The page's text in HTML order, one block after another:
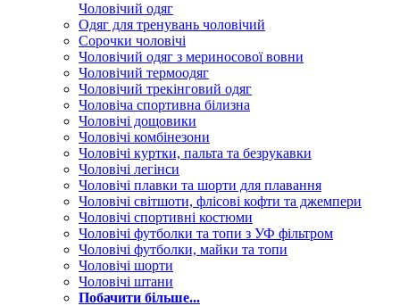
Чоловічий одяг
Одяг для тренувань чоловічий
Сорочки чоловічі
Чоловічий одяг з мериносової вовни
Чоловічий термоодяг
Чоловічий трекінговий одяг
Чоловіча спортивна білизна
Чоловічі дощовики
Чоловічі комбінезони
Чоловічі куртки, пальта та безрукавки
Чоловічі легінси
Чоловічі плавки та шорти для плавання
Чоловічі світшоти, флісові кофти та джемпери
Чоловічі спортивні костюми
Чоловічі футболки та топи з УФ фільтром
Чоловічі футболки, майки та топи
Чоловічі шорти
Чоловічі штани
Побачити більше...